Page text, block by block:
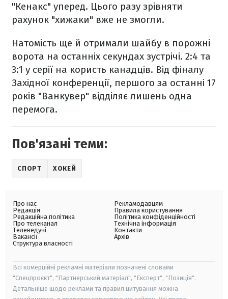
"Кенакс" уперед. Цього разу зрівняти
рахунок "хижаки" вже не змогли.
Натомість ще й отримали шайбу в порожні
ворота на останніх секундах зустрічі. 2:4 та
3:1 у серії на користь канадців. Від фіналу
Західної конференції, першого за останні 17
років "Ванкувер" відділяє лишень одна
перемога.
Пов'язані теми:
СПОРТ ХОКЕЙ
Про нас
Редакція
Редакційна політика
Про телеканал
Телеведучі
Вакансії
Структура власності
Рекламодавцям
Правила користування
Політика конфіденційності
Технічна інформація
Контакти
Архів
Всі комерційні рекламні матеріали позначені словами
"Спецпроєкт", "Партнерський матеріал", "Експерт", "Позиція".
Детальніше щодо реклами та правил цитування можна